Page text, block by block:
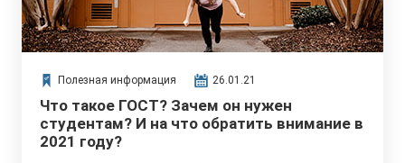
Полезная информация 26.01.21
Что такое ГОСТ? Зачем он нужен
студентам? И на что обратить внимание в
2021 году?